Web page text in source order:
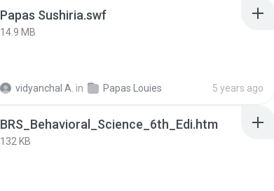
Papas Sushiria.swf
14.9 MB
vidyanchal A. in Papas Louies 5 years ago
BRS_Behavioral_Science_6th_Edi.htm
132 KB